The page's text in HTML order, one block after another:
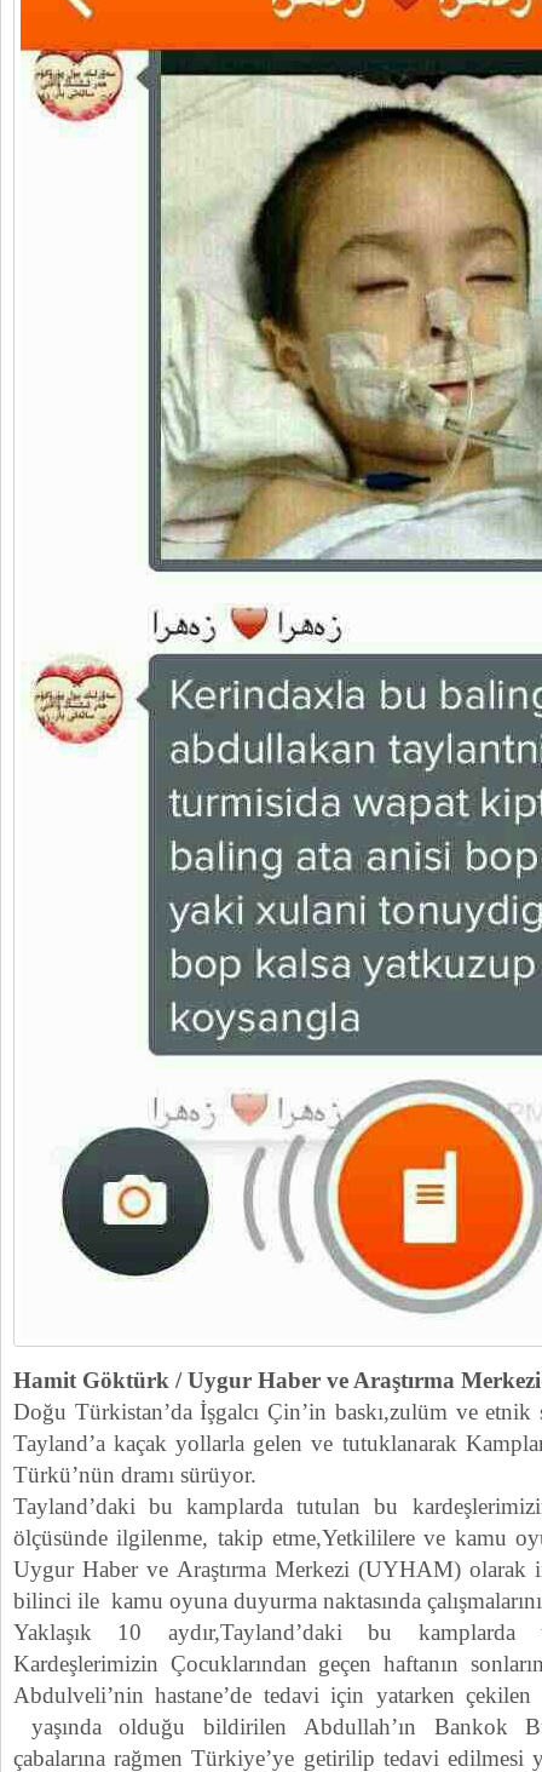
Hamit Göktürk / Uygur Haber ve Araştırma
Doğu Türkistan’da İşgalcı Çin’in baskı,zulüm ve etnik
Tayland’a kaçak yollarla gelen ve tutuklanarak
Türkü’nün dramı sürüyor.
Tayland’daki bu kamplarda tutulan bu
ölçüsünde ilgilenme, takip etme,Yetkililere ve kamu
Uygur Haber ve Araştırma Merkezi (UYHAM)
bilinci ile kamu oyuna duyurma naktasında
Yaklaşık 10 aydır,Tayland’daki bu
Kardeşlerimizin Çocuklarından geçen haftanın
Abdulveli’nin hastane’de tedavi için yatarken çekilen
yaşında olduğu bildirilen Abdullah’ın Bankok
çabalarına rağmen Türkiye’ye getirilip tedavi edilmesi